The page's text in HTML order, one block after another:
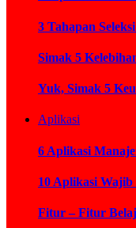
3 Tahapan
Simak 5
Yuk, Simak 5
Aplikasi
6 Aplikasi
10 Aplikasi
Fitur – Fitur